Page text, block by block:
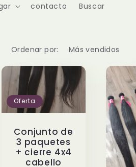
contacto Buscar
Ordenar por:
Oferta
Conjunto de
3 paquetes
+ cierre 4x4
cabello